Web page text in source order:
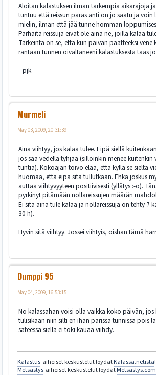
Aloitan kalastuksen ilman tarkempia aikarajoja
tuntuu että reissun paras anti on jo saatu ja voin
mielin, ilman että jää tunne homman
Parhaita reissuja eivät ole aina ne, joilla kalaa
Tärkeintä on se, että kun päivän päätteeksi vene
rantaan tunnen oivaltaneeni kalastuksesta taas
--pjk
Murmeli
May 03, 2009, 20:31:39
Aina viihtyy, jos kalaa tulee. Eipä siellä
jos saa vedellä tyhjää (silloinkin menee kuitenkin
tuntia). Kokoajan toivo elää, että kyllä se sieltä
huomaa, että eipä sitä tullutkaan. Ehkä joskus
auttaa viihtyvyyteen positiivisesti (yllätys :-o).
pyrkinyt pitämään nollareissujen määrän
Ei sitä aina tule kalaa ja nollareissuja on tehty 7
30 h).
Hyvin sitä viihtyy. Jossei viihtyis, oishan tämä
Dumppi 95
May 04, 2009, 16:53:15
No kalassahan voisi olla vaikka koko päivän, jos
tulisikaan niin silti en ihan parissa tunnissa pois
sateessa siellä ei toki kauaa viihdy.
Kalastus-aiheiset keskustelut löydätKalassa.netistä!
Metsästys-aiheiset keskustelut löydät